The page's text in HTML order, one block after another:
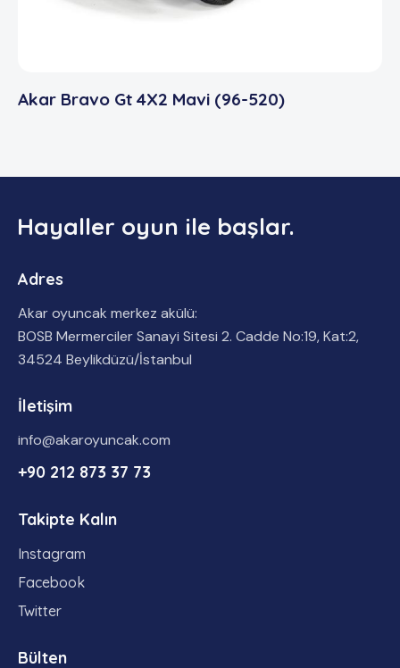
Akar Bravo Gt 4X2 Mavi (96-520)
Hayaller oyun ile başlar.
Adres
Akar oyuncak merkez akülü:
BOSB Mermerciler Sanayi Sitesi 2. Cadde No:19, Kat:2,
34524 Beylikdüzü/İstanbul
İletişim
info@akaroyuncak.com
+90 212 873 37 73
Takipte Kalın
Instagram
Facebook
Twitter
Bülten